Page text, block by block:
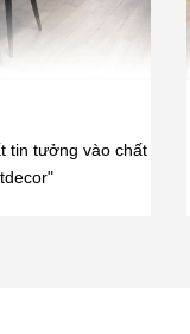
tin tưởng vào chất